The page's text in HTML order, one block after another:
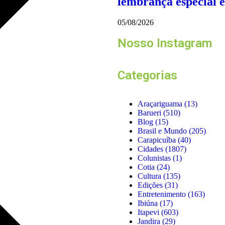
05/08/2026
Nosso Instagram
Categorias
Araçariguama (13)
Barueri (510)
Blog (15)
Brasil e Mundo (205)
Carapicuíba (40)
Cidades (1807)
Colunistas (1)
Cotia (24)
Cultura (135)
Edições (31)
Entretenimento (163)
Ibiúna (17)
Itapevi (603)
Jandira (29)